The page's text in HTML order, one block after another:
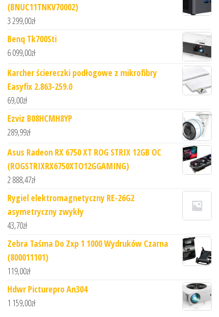
(BNUC11TNKV70002)
3 299,00zł
Benq Tk700Sti
6 099,00zł
Karcher ściereczki podłogowe z mikrofibry
Easyfix 2.863-259.0
69,00zł
Ezviz B08HCMH8YP
289,99zł
Asus Radeon RX 6750 XT ROG STRIX 12GB OC
(ROGSTRIXRX6750XTO12GGAMING)
2 888,47zł
Rygiel elektromagnetyczny RE-26G2
asymetryczny zwykły
43,70zł
Zebra Taśma Do Zxp 1 1000 Wydruków Czarna
(800011101)
119,00zł
Hdwr Picturepro An304
1 159,00zł